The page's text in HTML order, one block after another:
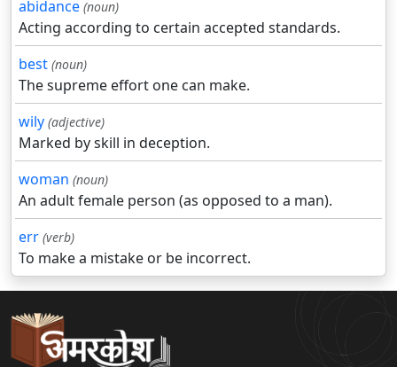
abidance (noun)
Acting according to certain accepted standards.
best (noun)
The supreme effort one can make.
wily (adjective)
Marked by skill in deception.
woman (noun)
An adult female person (as opposed to a man).
err (verb)
To make a mistake or be incorrect.